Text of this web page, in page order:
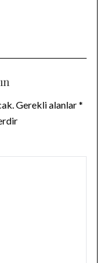
Gerekli alanlar*